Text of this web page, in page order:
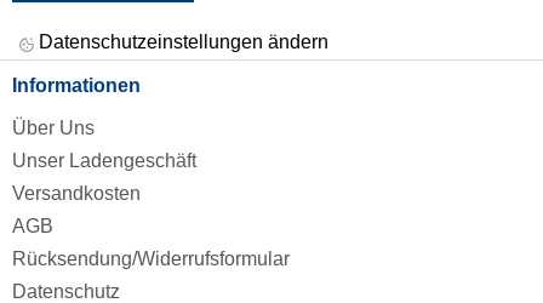
Datenschutzeinstellungen ändern
Informationen
Über Uns
Unser Ladengeschäft
Versandkosten
AGB
Rücksendung/Widerrufsformular
Datenschutz